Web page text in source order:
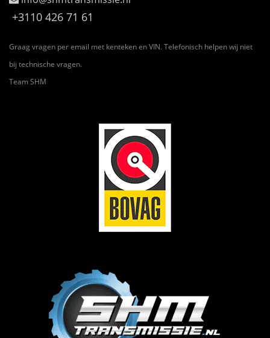
+3110 426 71 61
Graag vragen per email met kenteken en VIN. Telefonisch helpen wij niet
bij technische vragen.
Team SHM